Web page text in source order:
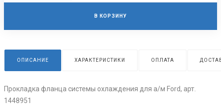
В КОРЗИНУ
ОПИСАНИЕ ХАРАКТЕРИСТИКИ ОПЛАТА
Прокладка фланца системы охлаждения для а/м Ford, арт.
1448951